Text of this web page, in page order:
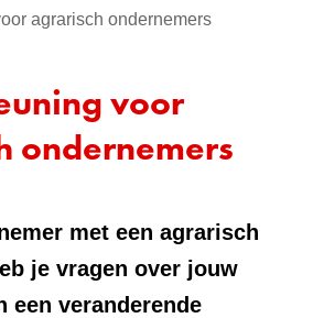
agrarisch ondernemers
voor
ondernemers
met een agrarisch
je vragen over jouw
een veranderende